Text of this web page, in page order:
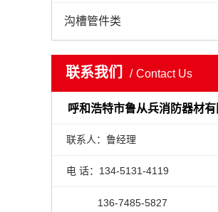
沟槽管件类
联系我们 Contact Us
呼和浩特市鲁从兵消防器材有
联系人：鲁经理
电 话：134-5131-4119
136-7485-5827